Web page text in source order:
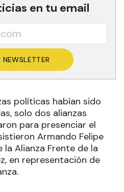
en tu email
NEWSLETTER
políticas habían sido
solo dos alianzas
para presenciar el
Armando Felipe
Alianza Frente de la
en representación de